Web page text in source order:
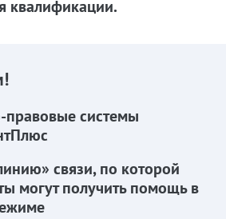
квалификации.
правовые системы
связи, по которой
могут получить помощь в